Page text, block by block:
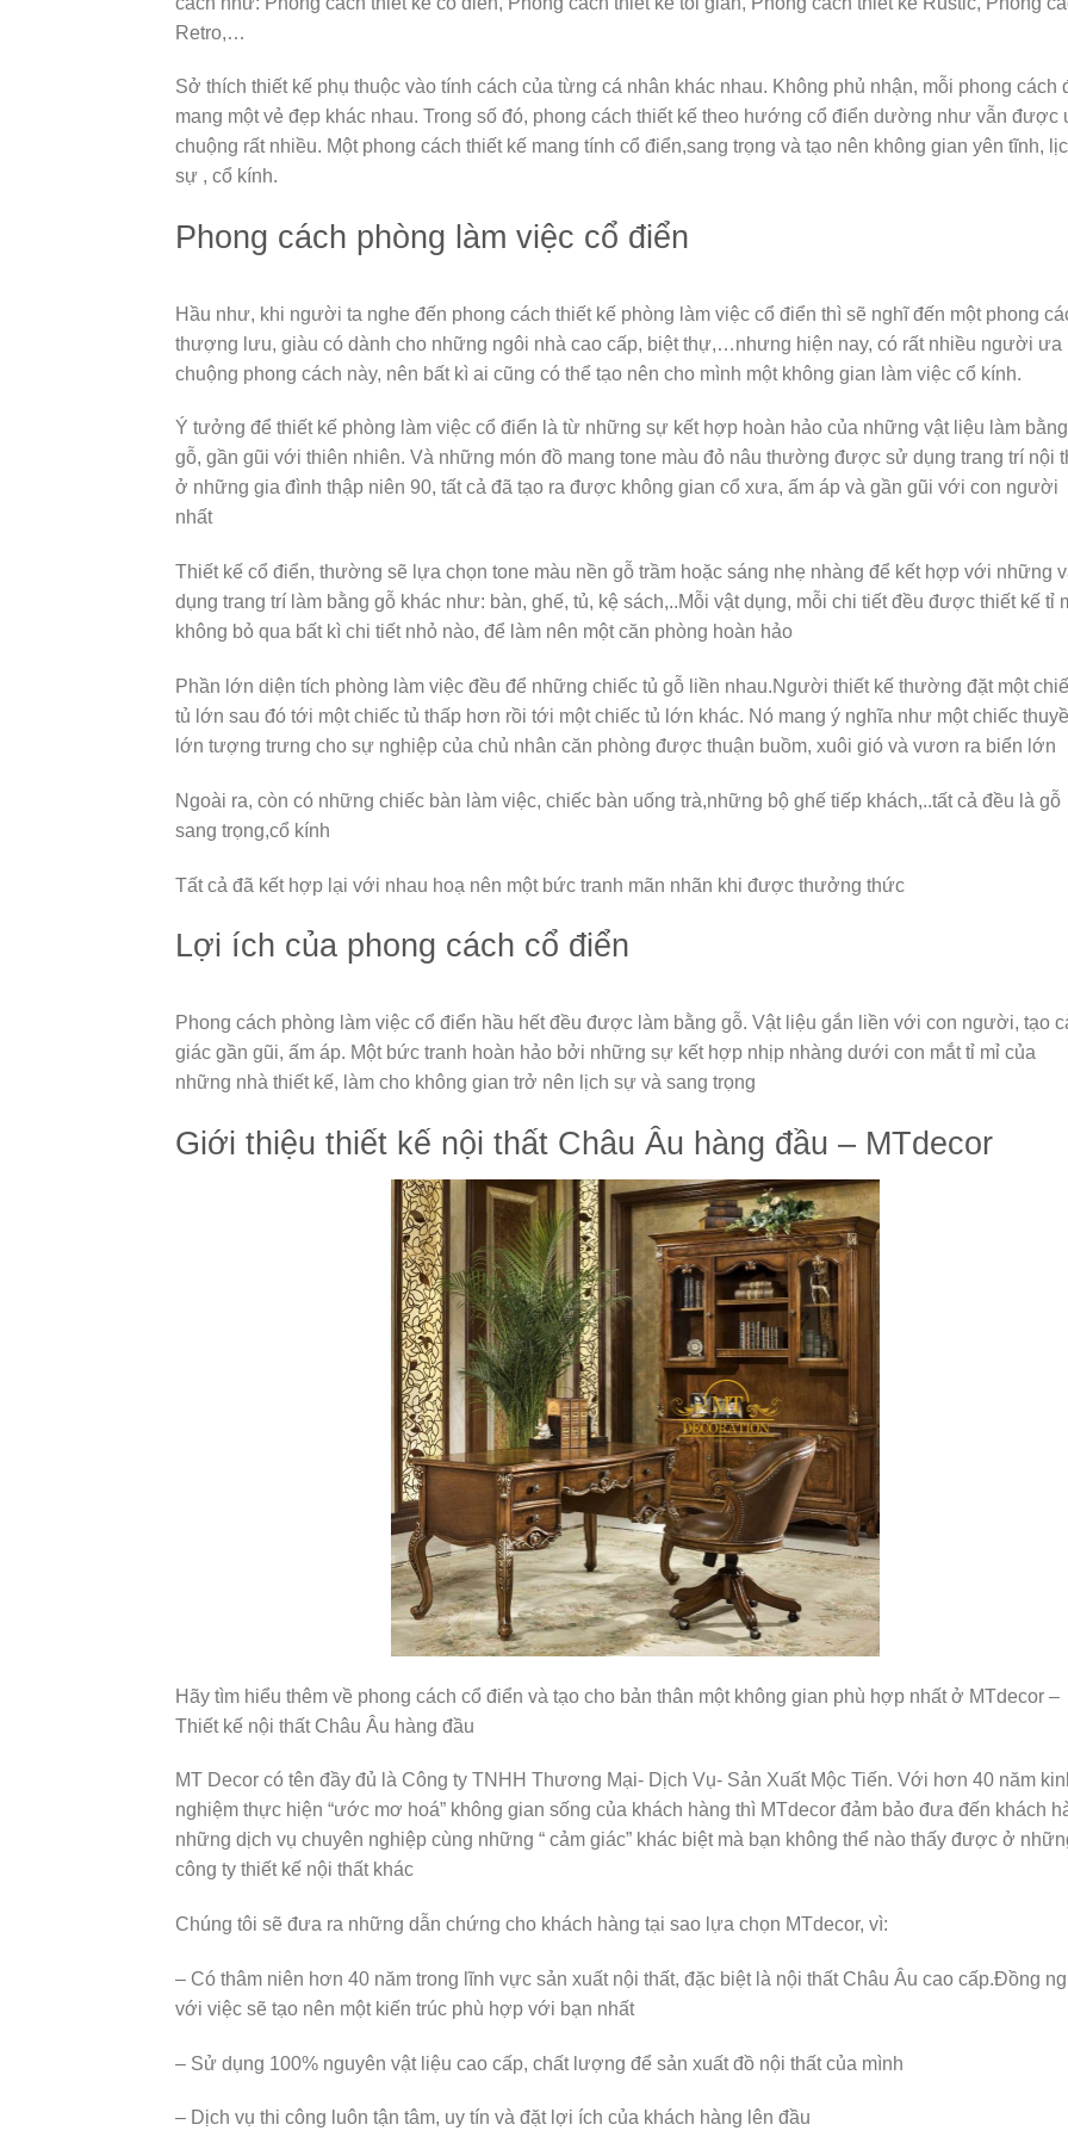
Retro,…
Sở thích thiết kế phụ thuộc vào tính cách của từng cá nhân khác nhau. Không phủ nhận, mỗi phong cách
mang một vẻ đẹp khác nhau. Trong số đó, phong cách thiết kế theo hướng cổ điển dường như vẫn được
chuộng rất nhiều. Một phong cách thiết kế mang tính cổ điển,sang trọng và tạo nên không gian yên tĩnh,
sự , cổ kính.
Phong cách phòng làm việc cổ điển
Hầu như, khi người ta nghe đến phong cách thiết kế phòng làm việc cổ điển thì sẽ nghĩ đến một phong
thượng lưu, giàu có dành cho những ngôi nhà cao cấp, biệt thự,…nhưng hiện nay, có rất nhiều người ưa
chuộng phong cách này, nên bất kì ai cũng có thể tạo nên cho mình một không gian làm việc cổ kính.
Ý tưởng để thiết kế phòng làm việc cổ điển là từ những sự kết hợp hoàn hảo của những vật liệu làm bằng
gỗ, gần gũi với thiên nhiên. Và những món đồ mang tone màu đỏ nâu thường được sử dụng trang trí nội
ở những gia đình thập niên 90, tất cả đã tạo ra được không gian cổ xưa, ấm áp và gần gũi với con người
nhất
Thiết kế cổ điển, thường sẽ lựa chọn tone màu nền gỗ trầm hoặc sáng nhẹ nhàng để kết hợp với những
dụng trang trí làm bằng gỗ khác như: bàn, ghế, tủ, kệ sách,..Mỗi vật dụng, mỗi chi tiết đều được thiết kế tỉ
không bỏ qua bất kì chi tiết nhỏ nào, để làm nên một căn phòng hoàn hảo
Phần lớn diện tích phòng làm việc đều để những chiếc tủ gỗ liền nhau.Người thiết kế thường đặt một
tủ lớn sau đó tới một chiếc tủ thấp hơn rồi tới một chiếc tủ lớn khác. Nó mang ý nghĩa như một chiếc
lớn tượng trưng cho sự nghiệp của chủ nhân căn phòng được thuận buồm, xuôi gió và vươn ra biển lớn
Ngoài ra, còn có những chiếc bàn làm việc, chiếc bàn uống trà,những bộ ghế tiếp khách,..tất cả đều là gỗ
sang trọng,cổ kính
Tất cả đã kết hợp lại với nhau hoạ nên một bức tranh mãn nhãn khi được thưởng thức
Lợi ích của phong cách cổ điển
Phong cách phòng làm việc cổ điển hầu hết đều được làm bằng gỗ. Vật liệu gắn liền với con người, tạo
giác gần gũi, ấm áp. Một bức tranh hoàn hảo bởi những sự kết hợp nhịp nhàng dưới con mắt tỉ mỉ của
những nhà thiết kế, làm cho không gian trở nên lịch sự và sang trọng
Giới thiệu thiết kế nội thất Châu Âu hàng đầu – MTdecor
Hãy tìm hiểu thêm về phong cách cổ điển và tạo cho bản thân một không gian phù hợp nhất ở MTdecor –
Thiết kế nội thất Châu Âu hàng đầu
MT Decor có tên đầy đủ là Công ty TNHH Thương Mại- Dịch Vụ- Sản Xuất Mộc Tiến. Với hơn 40 năm
nghiệm thực hiện “ước mơ hoá” không gian sống của khách hàng thì MTdecor đảm bảo đưa đến khách
những dịch vụ chuyên nghiệp cùng những “ cảm giác” khác biệt mà bạn không thể nào thấy được ở
công ty thiết kế nội thất khác
Chúng tôi sẽ đưa ra những dẫn chứng cho khách hàng tại sao lựa chọn MTdecor, vì:
– Có thâm niên hơn 40 năm trong lĩnh vực sản xuất nội thất, đặc biệt là nội thất Châu Âu cao cấp.Đồng
với việc sẽ tạo nên một kiến trúc phù hợp với bạn nhất
– Sử dụng 100% nguyên vật liệu cao cấp, chất lượng để sản xuất đồ nội thất của mình
– Dịch vụ thi công luôn tận tâm, uy tín và đặt lợi ích của khách hàng lên đầu